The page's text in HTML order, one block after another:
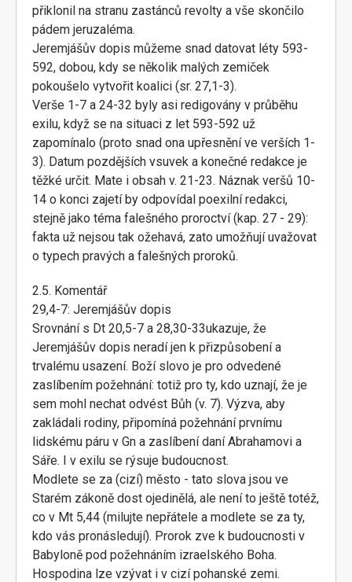
přiklonil na stranu zastánců revolty a vše skončilo
pádem jeruzaléma.
Jeremjášův dopis můžeme snad datovat léty 593-
592, dobou, kdy se několik malých zemiček
pokoušelo vytvořit koalici (sr. 27,1-3).
Verše 1-7 a 24-32 byly asi redigovány v průběhu
exilu, když se na situaci z let 593-592 už
zapomínalo (proto snad ona upřesnění ve verších 1-
3). Datum pozdějších vsuvek a konečné redakce je
těžké určit. Mate i obsah v. 21-23. Náznak veršů 10-
14 o konci zajetí by odpovídal poexilní redakci,
stejně jako téma falešného proroctví (kap. 27 - 29):
fakta už nejsou tak ožehavá, zato umožňují uvažovat
o typech pravých a falešných proroků.
2.5. Komentář
29,4-7: Jeremjášův dopis
Srovnání s Dt 20,5-7 a 28,30-33ukazuje, že
Jeremjášův dopis neradí jen k přizpůsobení a
trvalému usazení. Boží slovo je pro odvedené
zaslíbením požehnání: totiž pro ty, kdo uznají, že je
sem mohl nechat odvést Bůh (v. 7). Výzva, aby
zakládali rodiny, připomíná požehnání prvnímu
lidskému páru v Gn a zaslíbení daní Abrahamovi a
Sáře. I v exilu se rýsuje budoucnost.
Modlete se za (cizí) město - tato slova jsou ve
Starém zákoně dost ojedinělá, ale není to ještě totéž,
co v Mt 5,44 (milujte nepřátele a modlete se za ty,
kdo vás pronásledují). Prorok zve k budoucnosti v
Babyloně pod požehnáním izraelského Boha.
Hospodina lze vzývat i v cizí pohanské zemi.